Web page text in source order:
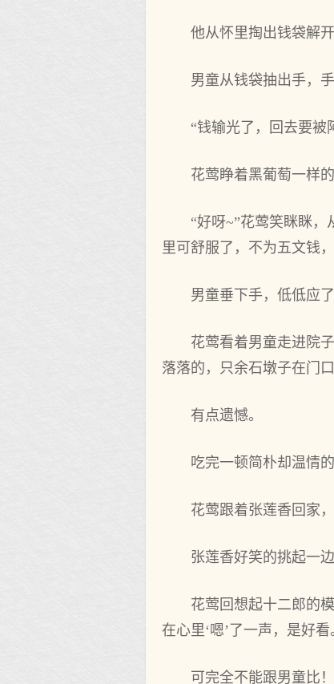
他从怀里掏出钱袋解
男童从钱袋抽出手，
“钱输光了，回去要被
花莺睁着黑葡萄一样
“好呀~”花莺笑眯眯
里可舒服了，不为五文钱
男童垂下手，低低应
花莺看着男童走进院
落落的，只余石墩子在门口
有点遗憾。
吃完一顿简朴却温情
花莺跟着张莲香回家
张莲香好笑的挑起一
花莺回想起十二郎的
在心里‘嗯’了一声，是好看
可完全不能跟男童比！